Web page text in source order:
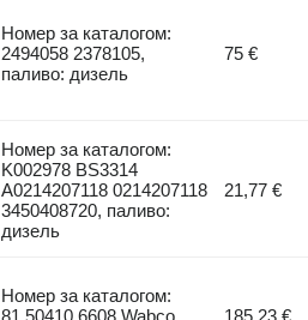
Номер за каталогом:
2494058 2378105,
паливо: дизель
75 €
Номер за каталогом:
K002978 BS3314
A0214207118 0214207118
3450408720, паливо:
дизель
21,77 €
Номер за каталогом:
81.50410.6608 Wabco
185,23 €